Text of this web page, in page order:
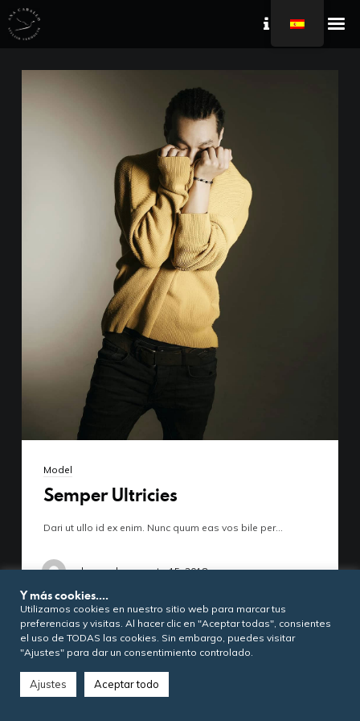
Contacto
Model
Semper Ultricies
Dari ut ullo id ex enim. Nunc quum eas vos bile per…
admanacb agosto 15, 2018
RECONOCIMIENTOS
COCTELERÍA HEDO
SHOP H
Instagram
Ana Caballo Vermouth 2021
Y más cookies....
Utilizamos cookies en nuestro sitio web para marcar tus
preferencias y visitas. Al hacer clic en "Aceptar todas", consientes
el uso de TODAS las cookies. Sin embargo, puedes visitar
"Ajustes" para dar un consentimiento controlado.
Ajustes Aceptar todo